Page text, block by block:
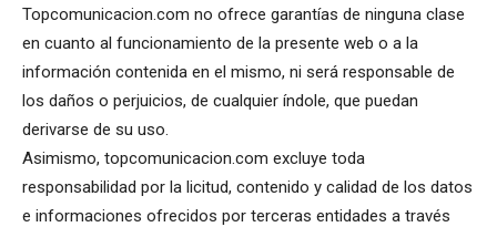
Topcomunicacion.com no ofrece garantías de ninguna clase
en cuanto al funcionamiento de la presente web o a la
información contenida en el mismo, ni será responsable de
los daños o perjuicios, de cualquier índole, que puedan
derivarse de su uso.
Asimismo, topcomunicacion.com excluye toda
responsabilidad por la licitud, contenido y calidad de los datos
e informaciones ofrecidos por terceras entidades a través